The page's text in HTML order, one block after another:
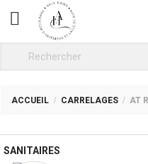
CATÉGORIE
SANITAIRES
ACCUEIL CARRELAGES AT